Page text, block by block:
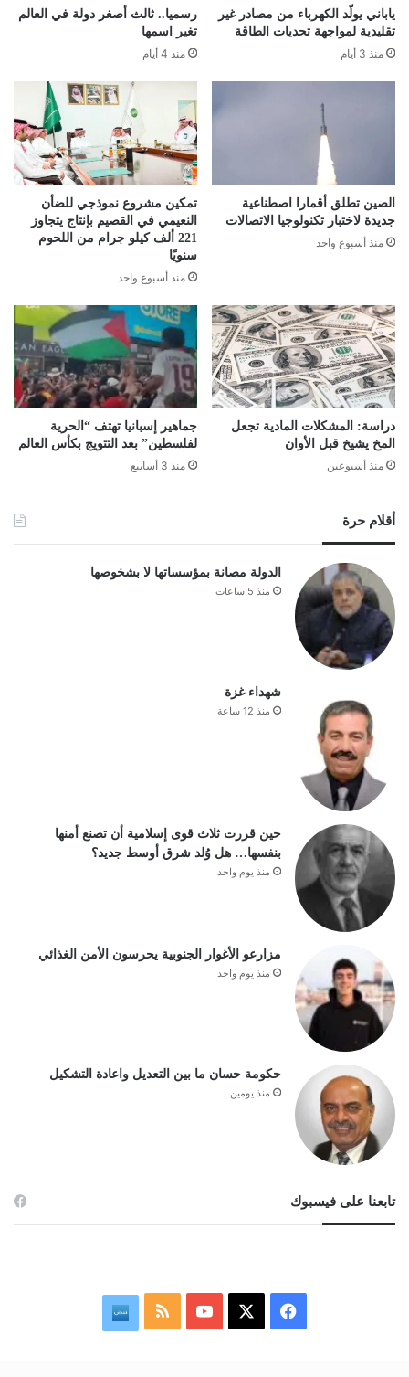
ياباني يولّد الكهرباء من مصادر غير
تقليدية لمواجهة تحديات الطاقة
منذ 3 أيام
رسميا.. ثالث أصغر دولة في العالم
تغير اسمها
منذ 4 أيام
الصين تطلق أقمارا اصطناعية
جديدة لاختبار تكنولوجيا الاتصالات
منذ أسبوع واحد
تمكين مشروع نموذجي للضأن
النعيمي في القصيم بإنتاج يتجاوز
221 ألف كيلو جرام من اللحوم
سنويًا
منذ أسبوع واحد
دراسة: المشكلات المادية تجعل
المخ يشيخ قبل الأوان
منذ أسبوعين
جماهير إسبانيا تهتف “الحرية
لفلسطين” بعد التتويج بكأس العالم
منذ 3 أسابيع
أقلام حرة
الدولة مصانة بمؤسساتها لا بشخوصها
منذ 5 ساعات
شهداء غزة
منذ 12 ساعة
حين قررت ثلاث قوى إسلامية أن تصنع أمنها
بنفسها… هل وُلد شرق أوسط جديد؟
منذ يوم واحد
مزارعو الأغوار الجنوبية يحرسون الأمن الغذائي
منذ يوم واحد
حكومة حسان ما بين التعديل واعادة التشكيل
منذ يومين
تابعنا على فيسبوك
فيسبوك ‫YouTubeملخص